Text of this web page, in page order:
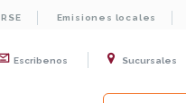
RSE Emisiones locales
Escribenos Sucursales